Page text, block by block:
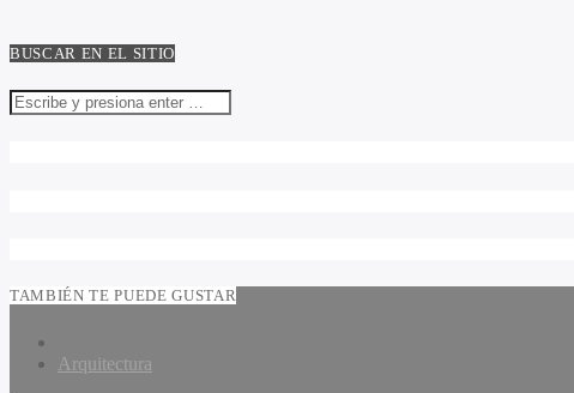
BUSCAR EN EL SITIO
TAMBIÉN TE PUEDE GUSTAR
Arquitectura